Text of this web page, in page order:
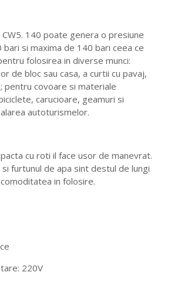
CW5. 140 poate genera o presiune
bari si maxima de 140 bari ceea ce
folosirea in diverse munci:
de bloc sau casa, a curtii cu pavaj,
pentru covoare si materiale
carucioare, geamuri si
autoturismelor.
cu roti il face usor de manevrat.
furtunul de apa sint destul de lungi
in folosire.
220V